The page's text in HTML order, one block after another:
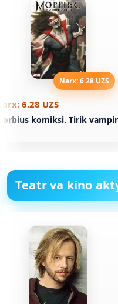
Narx: 6.28 UZS
6.28 UZS
komiksi. Tirik vampir
Teatr va kino